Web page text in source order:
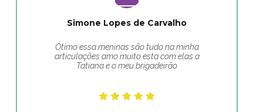
Simone Lopes de Carvalho
Ótimo essa meninas são tudo na minha
articulações amo muito esta com elas a
Tatiana e o meu brigadeirão